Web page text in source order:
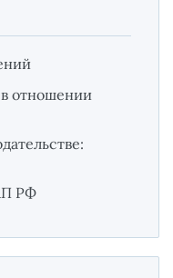
отношении
РФ